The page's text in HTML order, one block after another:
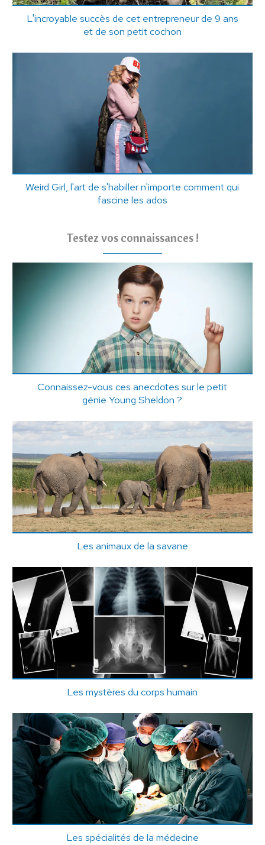
L'incroyable succès de cet entrepreneur de 9 ans
et de son petit cochon
Weird Girl, l'art de s'habiller n'importe comment qui
fascine les ados
Testez vos connaissances !
Connaissez-vous ces anecdotes sur le petit
génie Young Sheldon ?
Les animaux de la savane
Les mystères du corps humain
Les spécialités de la médecine